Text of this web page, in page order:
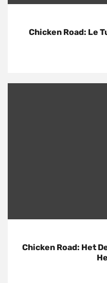
Chicken Road: Le
Chicken Road: Het